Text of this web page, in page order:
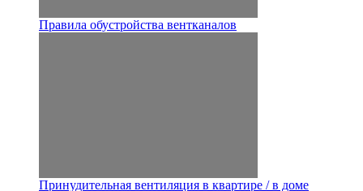
Правила обустройства вентканалов
Принудительная вентиляция в квартире / в доме